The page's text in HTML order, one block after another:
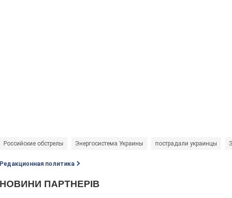
Российские обстрелы Энергосистема Украины пострадали украинцы
Редакционная политика